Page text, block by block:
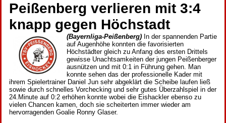
Peißenberg verlieren mit 3:4
knapp gegen Höchstadt
(Bayernliga-Peißenberg) In der spannenden Partie
auf Augenhöhe konnten die favorisierten
Höchstädter gleich zu Anfang des ersten Drittels
gewisse Unachtsamkeiten der jungen Peißenberger
ausnützen und mit 0:1 in Führung gehen. Man
konnte sehen das der professionelle Kader mit
ihrem Spielertrainer Daniel Jun sehr abgeklärt die Scheibe laufen ließ
sowie durch schnelles Vorchecking und sehr gutes Überzahlspiel in der
24.Minute auf 0:2 erhöhen konnte wobei die Eishackler ebenso zu
vielen Chancen kamen, doch sie scheiterten immer wieder am
hervorragenden Goalie Ronny Glaser.